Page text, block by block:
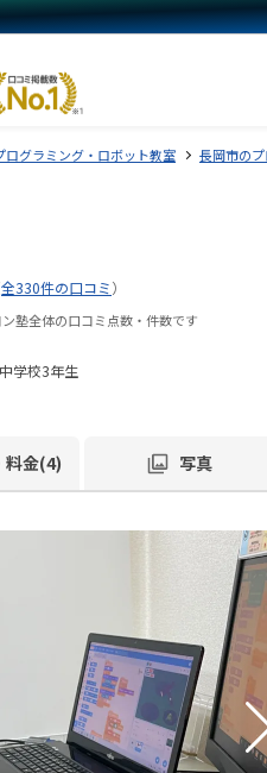
ログラミング・ロボット教室 長岡市の
全330件の口コミ）
塾全体の口コミ点数・件数です
学校3年生
料金(4) 写真